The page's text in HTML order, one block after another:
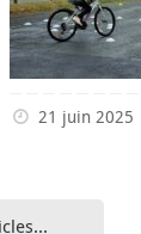
21 juin 2025